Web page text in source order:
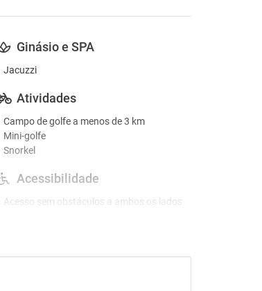
Ginásio e SPA
Jacuzzi
Atividades
Campo de golfe a menos de 3 km
Mini-golfe
Snorkel
Acessibilidade
Base do chuveiro ao mesmo nível do piso